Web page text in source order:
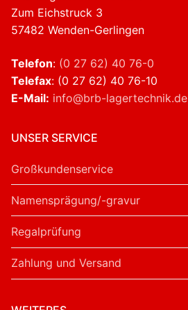
Zum Eichstruck 3
57482 Wenden-Gerlingen
Telefon: (0 27 62) 40 76-0
Telefax: (0 27 62) 40 76-10
E-Mail: info@brb-lagertechnik.de
UNSER SERVICE
Großkundenservice
Namensprägung/-gravur
Regalprüfung
Zahlung und Versand